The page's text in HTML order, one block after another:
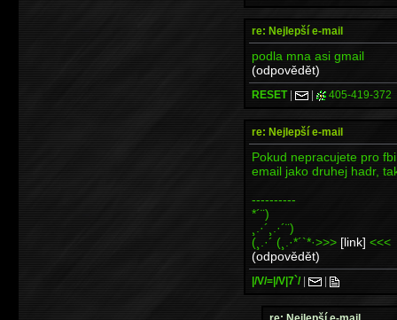
re: Nejlepší e-mail
podla mna asi gmail
(odpovědět)
RESET| | 405-419-372
re: Nejlepší e-mail
Pokud nepracujete pro
email jako druhej hadr,
----------
*´¨)
¸.·´¸.·´¨)
(¸.·´ (¸.·*´`*·>>> [link] <<<
(odpovědět)
|/V/=|/V|7`/| |